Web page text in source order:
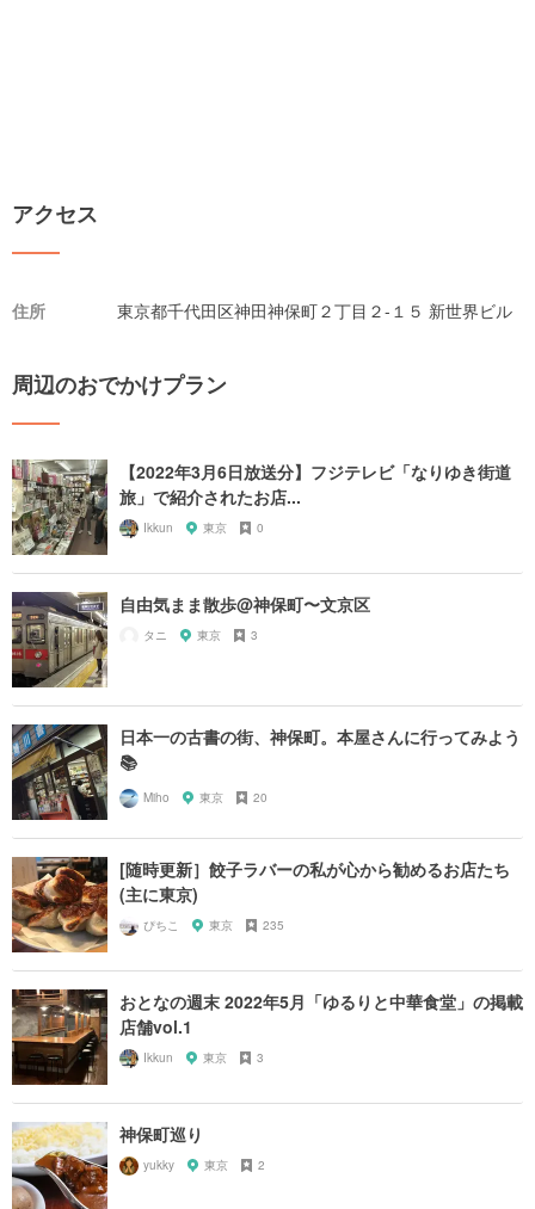
アクセス
住所 東京都千代田区神田神保町２丁目２-１５ 新世界ビル
周辺のおでかけプラン
【2022年3月6日放送分】フジテレビ「なりゆき街道
旅」で紹介されたお店...
Ikkun 東京 0
自由気まま散歩@神保町〜文京区
タニ 東京 3
日本一の古書の街、神保町。本屋さんに行ってみよう
📚
Miho 東京 20
[随時更新］餃子ラバーの私が心から勧めるお店たち
(主に東京)
ぴちこ 東京 235
おとなの週末 2022年5月「ゆるりと中華食堂」の掲載
店舗vol.1
Ikkun 東京 3
神保町巡り
yukky 東京 2